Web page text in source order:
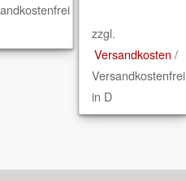
zzgl.
Versandkosten /
Versandkostenfrei
in D